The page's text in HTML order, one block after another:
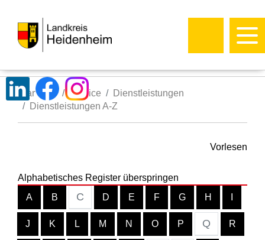
Startseite Service
Dienstleistungen
Dienstleistungen A-Z
Vorlesen
Alphabetisches Register überspringen
A
B C D E F G H
J K L M N O P Q R